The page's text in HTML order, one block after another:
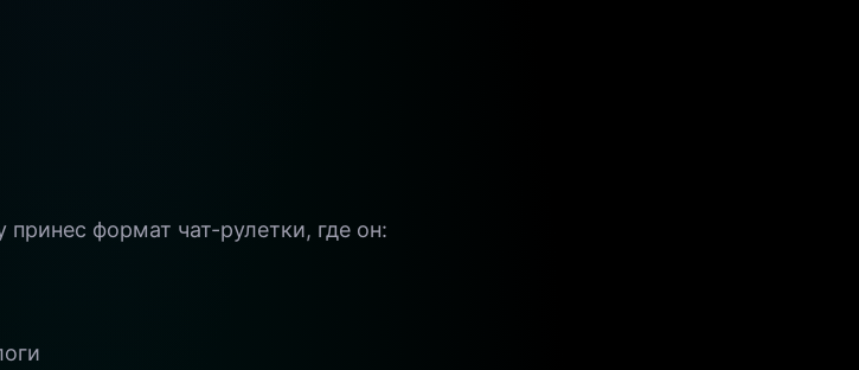
формат чат-рулетки, где он: